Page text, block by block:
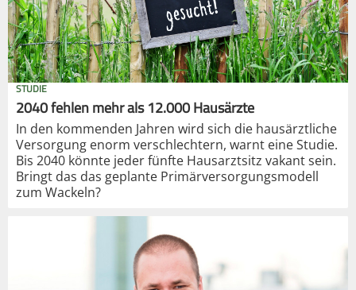
STUDIE
2040 fehlen mehr als 12.000 Hausärzte
In den kommenden Jahren wird sich die hausärztliche
Versorgung enorm verschlechtern, warnt eine Studie.
Bis 2040 könnte jeder fünfte Hausarztsitz vakant sein.
Bringt das das geplante Primärversorgungsmodell
zum Wackeln?